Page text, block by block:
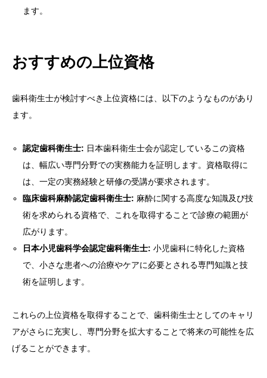
ます。
おすすめの上位資格
歯科衛生士が検討すべき上位資格には、以下のようなものがあり
ます。
認定歯科衛生士: 日本歯科衛生士会が認定しているこの資格
は、幅広い専門分野での実務能力を証明します。資格取得に
は、一定の実務経験と研修の受講が要求されます。
臨床歯科麻酔認定歯科衛生士: 麻酔に関する高度な知識及び技
術を求められる資格で、これを取得することで診療の範囲が
広がります。
日本小児歯科学会認定歯科衛生士: 小児歯科に特化した資格
で、小さな患者への治療やケアに必要とされる専門知識と技
術を証明します。
これらの上位資格を取得することで、歯科衛生士としてのキャリ
アがさらに充実し、専門分野を拡大することで将来の可能性を広
げることができます。